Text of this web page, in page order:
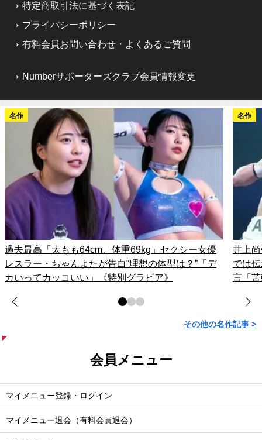
特定商取引法に基づく表記
プライバシーポリシー
有料会員お問い合わせ・よくあるご質問
Numberサポーターズクラブ会員情報変更
名作
過去最高「太もも64cm、体重69kg」セクシー女優
レスラー・ちゃんよたが告白“理想の体型は？”「デ
カいってカッコいい」《特別グラビア》
名作
井上
では
言「
その他の名作記事 >
会員メニュー
マイメニュー登録・ログイン
マイメニュー退会（有料会員退会）